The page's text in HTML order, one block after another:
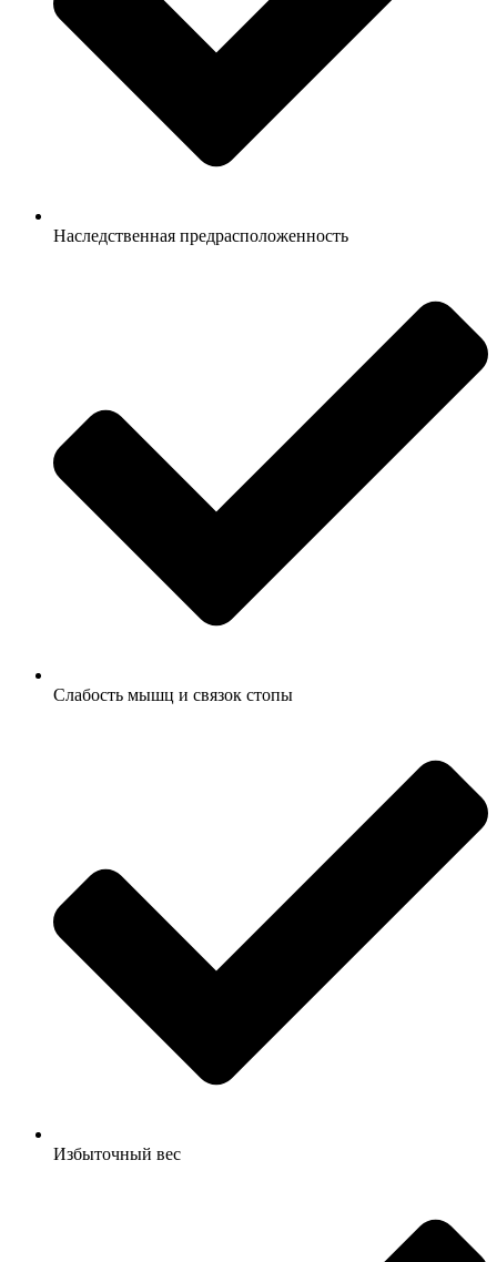
Наследственная предрасположенность
Слабость мышц и связок стопы
Избыточный вес